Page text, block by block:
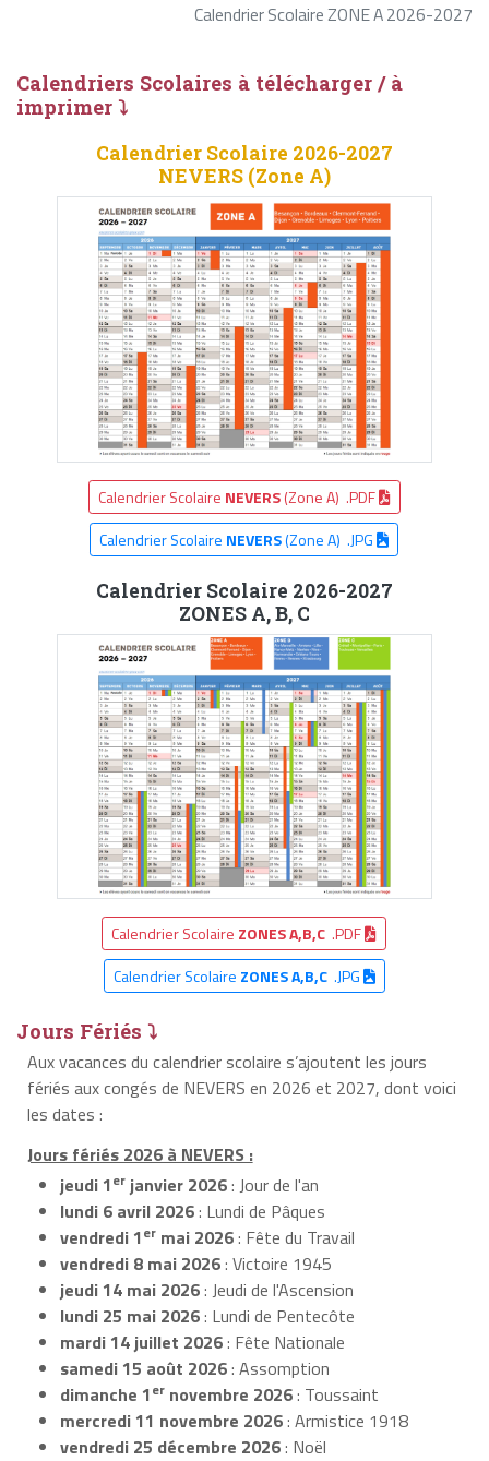
Calendrier Scolaire ZONE A 2026-2027
Calendriers Scolaires à télécharger / à
imprimer ⤵
Calendrier Scolaire 2026-2027
NEVERS (Zone A)
Calendrier Scolaire NEVERS(Zone A) .PDF
Calendrier Scolaire NEVERS(Zone A) .JPG
Calendrier Scolaire 2026-2027
ZONES A, B, C
Calendrier Scolaire ZONES A,B,C .PDF
Calendrier Scolaire ZONES A,B,C.JPG
Jours Fériés ⤵
Aux vacances du calendrier scolaire s’ajoutent les jours
fériés aux congés de NEVERS en 2026 et 2027, dont voici
les dates :
Jours fériés 2026 à NEVERS :
jeudi 1er janvier 2026: Jour de l'an
lundi 6 avril 2026: Lundi de Pâques
vendredi 1er mai 2026: Fête du Travail
vendredi 8 mai 2026: Victoire 1945
jeudi 14 mai 2026: Jeudi de l'Ascension
lundi 25 mai 2026: Lundi de Pentecôte
mardi 14 juillet 2026: Fête Nationale
samedi 15 août 2026: Assomption
dimanche 1er novembre 2026: Toussaint
mercredi 11 novembre 2026: Armistice 1918
vendredi 25 décembre 2026: Noël